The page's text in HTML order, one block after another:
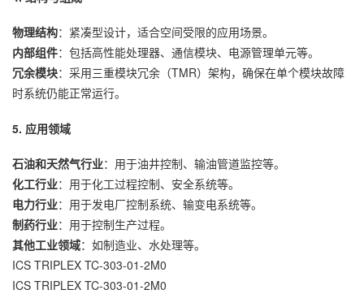
物理结构：紧凑型设计，适合空间受限的应用场景。
内部组件：包括高性能处理器、通信模块、电源管理单元等。
冗余模块：采用三重模块冗余（TMR）架构，确保在单个模块故障
时系统仍能正常运行。
5. 应用领域
石油和天然气行业：用于油井控制、输油管道监控等。
化工行业：用于化工过程控制、安全系统等。
电力行业：用于发电厂控制系统、输变电系统等。
制药行业：用于控制生产过程。
其他工业领域：如制造业、水处理等。
ICS TRIPLEX TC-303-01-2M0
ICS TRIPLEX TC-303-01-2M0